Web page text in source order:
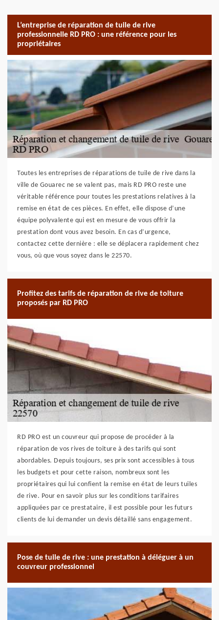
L’entreprise de réparation de tuile de rive
professionnelle RD PRO : une référence pour les
propriétaires
Toutes les entreprises de réparations de tuile de rive dans la
ville de Gouarec ne se valent pas, mais RD PRO reste une
véritable référence pour toutes les prestations relatives à la
remise en état de ces pièces. En effet, elle dispose d’une
équipe polyvalente qui est en mesure de vous offrir la
prestation dont vous avez besoin. En cas d’urgence,
contactez cette dernière : elle se déplacera rapidement chez
vous, où que vous soyez dans le 22570.
Profitez des tarifs de réparation de rive de toiture
proposés par RD PRO
RD PRO est un couvreur qui propose de procéder à la
réparation de vos rives de toiture à des tarifs qui sont
abordables. Depuis toujours, ses prix sont accessibles à tous
les budgets et pour cette raison, nombreux sont les
propriétaires qui lui confient la remise en état de leurs tuiles
de rive. Pour en savoir plus sur les conditions tarifaires
appliquées par ce prestataire, il est possible pour les futurs
clients de lui demander un devis détaillé sans engagement.
Pose de tuile de rive : une prestation à déléguer à un
couvreur professionnel